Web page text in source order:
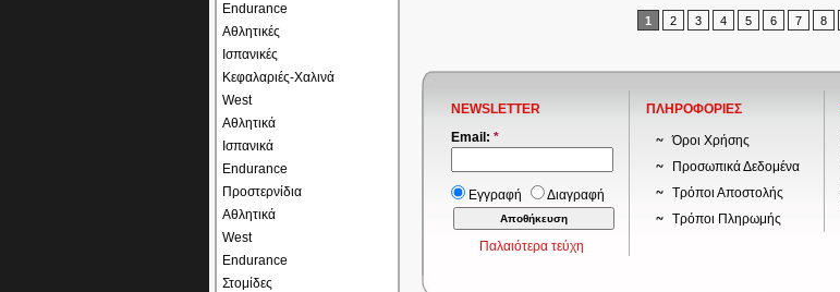
Endurance
Αθλητικές
Ισπανικές
Κεφαλαριές-Χαλινά
West
Αθλητικά
Ισπανικά
Endurance
Προστερνίδια
Αθλητικά
West
Endurance
Στομίδες
1 2 3 4 5 6 7 8
NEWSLETTER
Email: *
Εγγραφή Διαγραφή
Παλαιότερα τεύχη
ΠΛΗΡΟΦΟΡΙΕΣ
Όροι Χρήσης
Προσωπικά Δεδομένα
Τρόποι Αποστολής
Τρόποι Πληρωμής